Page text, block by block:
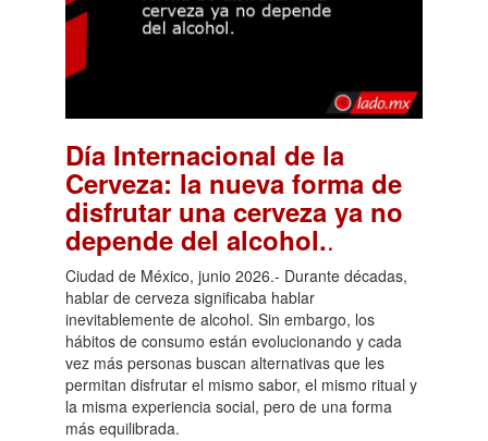
Día Internacional de la
Cerveza: la nueva forma de
disfrutar una cerveza ya no
depende del alcohol..
Ciudad de México, junio 2026.- Durante décadas,
hablar de cerveza significaba hablar
inevitablemente de alcohol. Sin embargo, los
hábitos de consumo están evolucionando y cada
vez más personas buscan alternativas que les
permitan disfrutar el mismo sabor, el mismo ritual y
la misma experiencia social, pero de una forma
más equilibrada.